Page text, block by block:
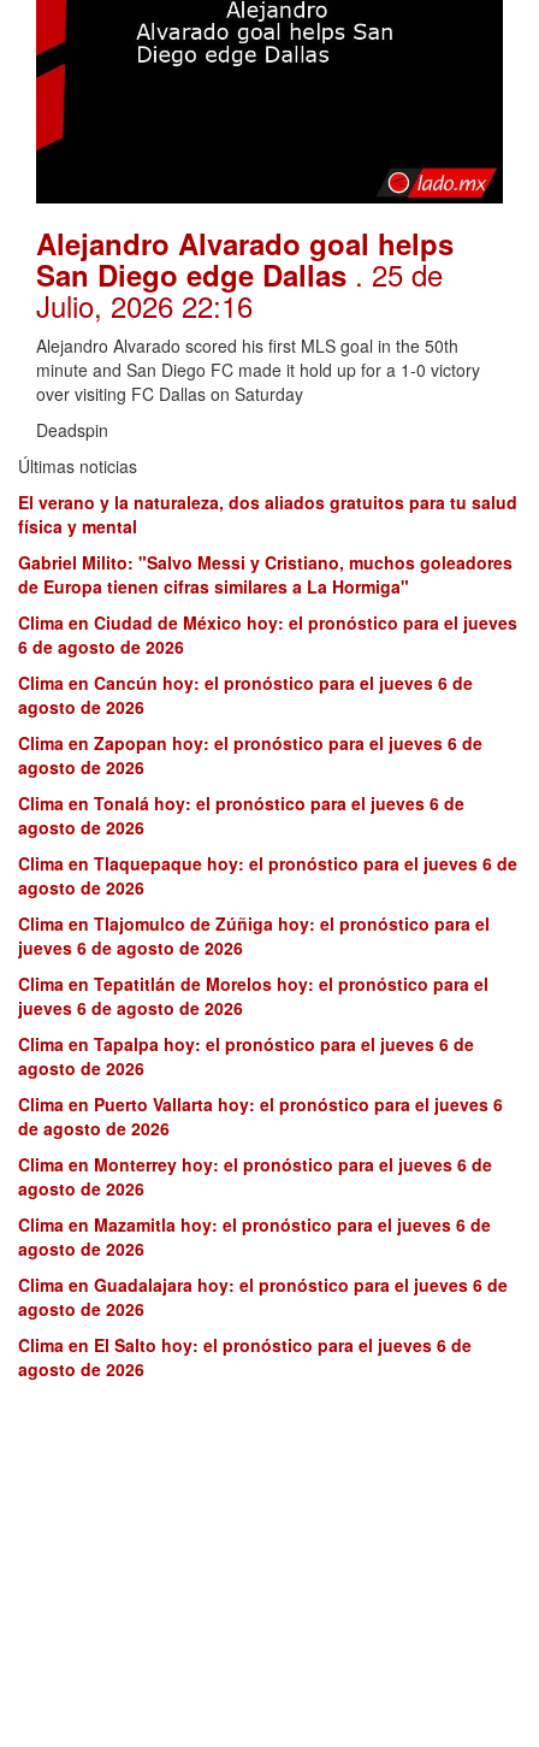
Alejandro Alvarado goal helps
San Diego edge Dallas . 25 de
Julio, 2026 22:16
Alejandro Alvarado scored his first MLS goal in the 50th
minute and San Diego FC made it hold up for a 1-0 victory
over visiting FC Dallas on Saturday
Deadspin
Últimas noticias
El verano y la naturaleza, dos aliados gratuitos para tu salud
física y mental
Gabriel Milito: "Salvo Messi y Cristiano, muchos goleadores
de Europa tienen cifras similares a La Hormiga"
Clima en Ciudad de México hoy: el pronóstico para el jueves
6 de agosto de 2026
Clima en Cancún hoy: el pronóstico para el jueves 6 de
agosto de 2026
Clima en Zapopan hoy: el pronóstico para el jueves 6 de
agosto de 2026
Clima en Tonalá hoy: el pronóstico para el jueves 6 de
agosto de 2026
Clima en Tlaquepaque hoy: el pronóstico para el jueves 6 de
agosto de 2026
Clima en Tlajomulco de Zúñiga hoy: el pronóstico para el
jueves 6 de agosto de 2026
Clima en Tepatitlán de Morelos hoy: el pronóstico para el
jueves 6 de agosto de 2026
Clima en Tapalpa hoy: el pronóstico para el jueves 6 de
agosto de 2026
Clima en Puerto Vallarta hoy: el pronóstico para el jueves 6
de agosto de 2026
Clima en Monterrey hoy: el pronóstico para el jueves 6 de
agosto de 2026
Clima en Mazamitla hoy: el pronóstico para el jueves 6 de
agosto de 2026
Clima en Guadalajara hoy: el pronóstico para el jueves 6 de
agosto de 2026
Clima en El Salto hoy: el pronóstico para el jueves 6 de
agosto de 2026